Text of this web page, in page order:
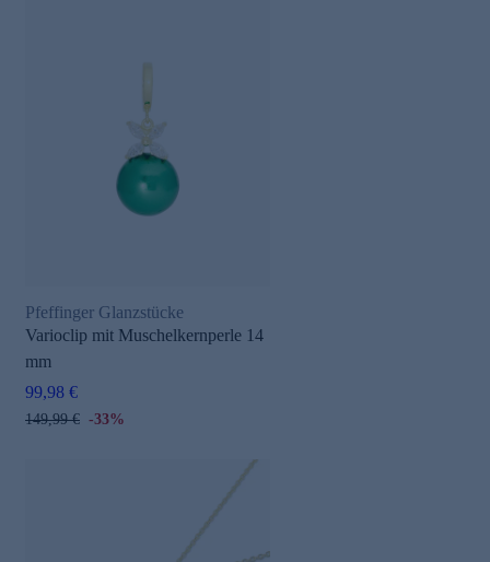
Pfeffinger Glanzstücke
Varioclip mit Muschelkernperle 14
mm
99,98 €
149,99 € -33%